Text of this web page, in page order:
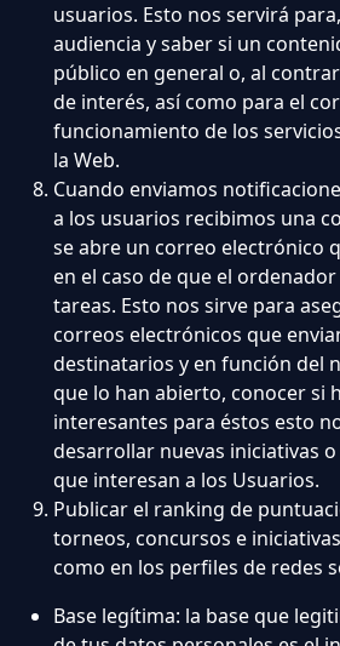
usuarios. Esto nos servirá
audiencia y saber si un
público en general o, al
de interés, así como para el
funcionamiento de los
la Web.
Cuando enviamos
a los usuarios recibimos una
se abre un correo electrónico
en el caso de que el
tareas. Esto nos sirve para
correos electrónicos que
destinatarios y en función del
que lo han abierto, conocer si
interesantes para éstos esto
desarrollar nuevas iniciativas
que interesan a los Usuarios.
Publicar el ranking de
torneos, concursos e
como en los perfiles de redes
Base legítima: la base que